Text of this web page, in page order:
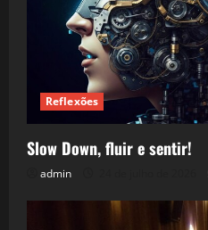
Reflexões
Slow Down, fluir e sentir!
admin